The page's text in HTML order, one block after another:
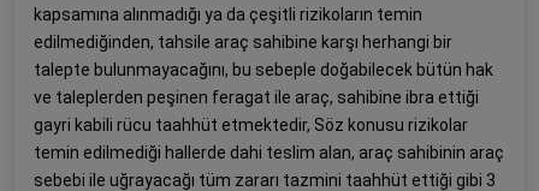
kapsamına alınmadığı ya da çeşitli rizikoların temin
edilmediğinden, tahsile araç sahibine karşı herhangi bir
talepte bulunmayacağını, bu sebeple doğabilecek bütün hak
ve taleplerden peşinen feragat ile araç, sahibine ibra ettiği
gayri kabili rücu taahhüt etmektedir, Söz konusu rizikolar
temin edilmediği hallerde dahi teslim alan, araç sahibinin araç
sebebi ile uğrayacağı tüm zararı tazmini taahhüt ettiği gibi 3